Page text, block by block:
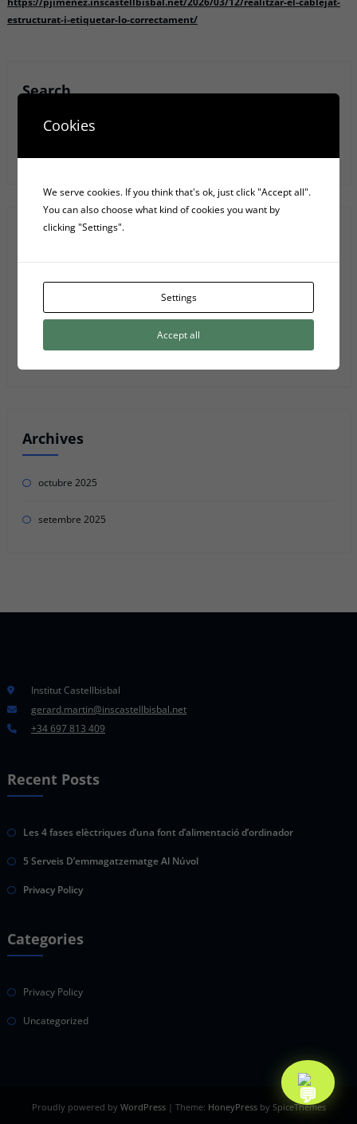
estructurat-i-etiquetar-lo-correctament/
Search
Recent Posts
Les 4 fases elèctriques d’una font d’alimentació d’ordinador
5 Serveis D’emmagatzematge Al Núvol
Privacy Policy
Archives
octubre 2025
setembre 2025
Institut Castellbisbal
gerard.martin@inscastellbisbal.net
+34 697 813 409
Recent Posts
Les 4 fases elèctriques d’una font d’alimentació d’ordinador
5 Serveis D’emmagatzematge Al Núvol
Privacy Policy
Categories
Privacy Policy
Uncategorized
Proudly powered by WordPress| Theme: HoneyPressby SpiceThemes
Cookies
We serve cookies. If you think that's ok, just click "Accept all".
You can also choose what kind of cookies you want by
clicking "Settings".
Settings
Accept all